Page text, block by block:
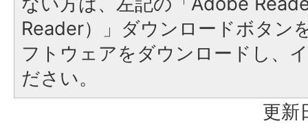
Reader）」ダウンロードボタン
フトウェアをダウンロードし、
ださい。
更新